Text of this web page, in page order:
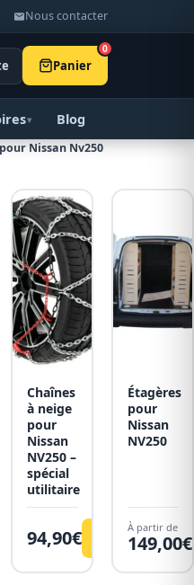
Nous contacter
Panier
0
▾ Blog
Nissan Nv250
Voir
Chaînes
à neige
pour
Nissan
NV250 –
spécial
utilitaire
94,90€
Étagères
pour
Nissan
NV250
À partir de
149,00€